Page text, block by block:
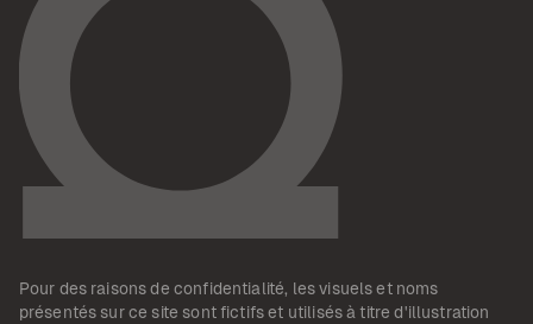
Pour des raisons de confidentialité, les visuels et noms
présentés sur ce site sont fictifs et utilisés à titre d'illustration